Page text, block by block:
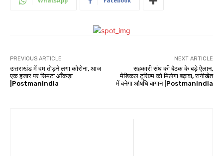
PREVIOUS ARTICLE
उत्तराखंड में दम तोड़ने लगा कोरोना, आज
एक हजार पर सिमटा आँकड़ा
|Postmanindia
NEXT ARTICLE
सहकारी संघ की बैठक के बड़े ऐलान,
मेडिकल टूरिज़्म को मिलेगा बढ़ावा, रानीखेत
में बनेगा औषधि बागान |Postmanindia